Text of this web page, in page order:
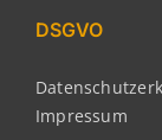
DSGVO
Impressum